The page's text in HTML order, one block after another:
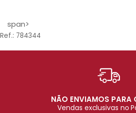
span>
Ref.: 784344
NÃO ENVIAMOS PARA
Vendas exclusivas no